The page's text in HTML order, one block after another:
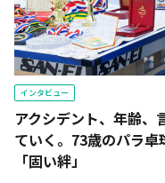
インタビュー
アクシデント、年齢、
ていく――。73歳のパラ
「固い絆」